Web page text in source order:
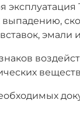
выпадению,
эмали